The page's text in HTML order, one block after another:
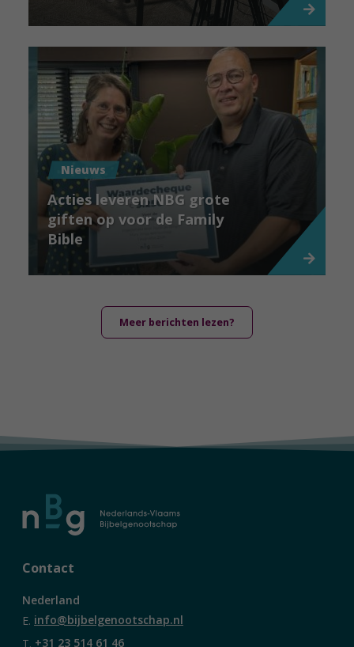
Nieuws
Acties leveren NBG grote
giften op voor de Family
Bible
Meer berichten lezen?
Contact
Nederland
E. info@bijbelgenootschap.nl
T. +31 23 514 61 46